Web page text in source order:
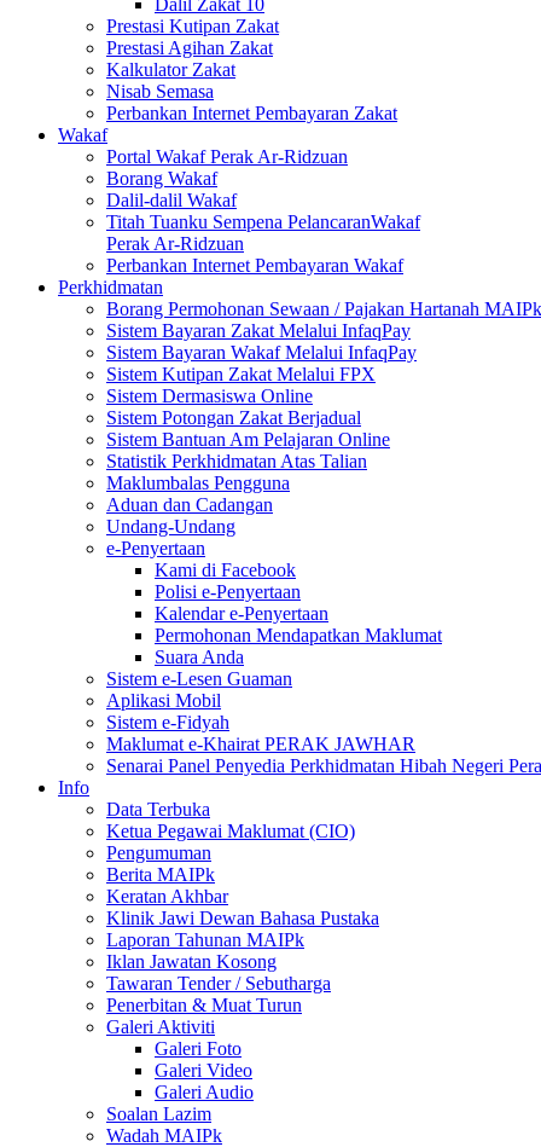
Dalil Zakat 10
Prestasi Kutipan Zakat
Prestasi Agihan Zakat
Kalkulator Zakat
Nisab Semasa
Perbankan Internet Pembayaran Zakat
Wakaf
Portal Wakaf Perak Ar-Ridzuan
Borang Wakaf
Dalil-dalil Wakaf
Titah Tuanku Sempena PelancaranWakaf
Perak Ar-Ridzuan
Perbankan Internet Pembayaran Wakaf
Perkhidmatan
Borang Permohonan Sewaan / Pajakan Hartanah MAIPk
Sistem Bayaran Zakat Melalui InfaqPay
Sistem Bayaran Wakaf Melalui InfaqPay
Sistem Kutipan Zakat Melalui FPX
Sistem Dermasiswa Online
Sistem Potongan Zakat Berjadual
Sistem Bantuan Am Pelajaran Online
Statistik Perkhidmatan Atas Talian
Maklumbalas Pengguna
Aduan dan Cadangan
Undang-Undang
e-Penyertaan
Kami di Facebook
Polisi e-Penyertaan
Kalendar e-Penyertaan
Permohonan Mendapatkan Maklumat
Suara Anda
Sistem e-Lesen Guaman
Aplikasi Mobil
Sistem e-Fidyah
Maklumat e-Khairat PERAK JAWHAR
Senarai Panel Penyedia Perkhidmatan Hibah Negeri
Info
Data Terbuka
Ketua Pegawai Maklumat (CIO)
Pengumuman
Berita MAIPk
Keratan Akhbar
Klinik Jawi Dewan Bahasa Pustaka
Laporan Tahunan MAIPk
Iklan Jawatan Kosong
Tawaran Tender / Sebutharga
Penerbitan & Muat Turun
Galeri Aktiviti
Galeri Foto
Galeri Video
Galeri Audio
Soalan Lazim
Wadah MAIPk